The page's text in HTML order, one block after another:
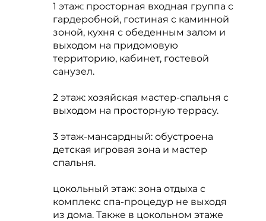
1 этаж: просторная входная группа с
гардеробной, гостиная с каминной
зоной, кухня с обеденным залом и
выходом на придомовую
территорию, кабинет, гостевой
санузел.
2 этаж: хозяйская мастер-спальня с
выходом на просторную террасу.
3 этаж-мансардный: обустроена
детская игровая зона и мастер
спальня.
цокольный этаж: зона отдыха с
комплекс спа-процедур не выходя
из дома. Также в цокольном этаже